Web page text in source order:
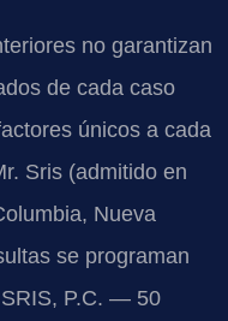
no garantizan
de cada caso
únicos a cada
Sris (admitido en
Nueva
se programan
P.C. — 50